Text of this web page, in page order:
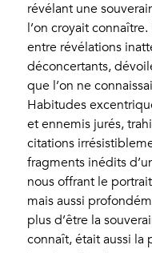
révélant une
l’on croyait
entre révélations
déconcertants,
que l’on ne
Habitudes
et ennemis jurés,
citations
fragments inédits
nous offrant le
mais aussi
plus d’être la
connaît, était aussi la